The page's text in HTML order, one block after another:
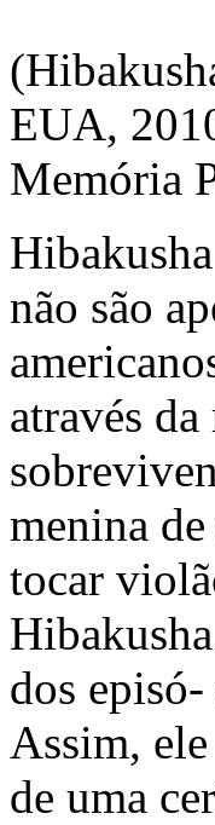
EUA,
Memória
não são
através
menina
tocar
dos
Assim,
de uma